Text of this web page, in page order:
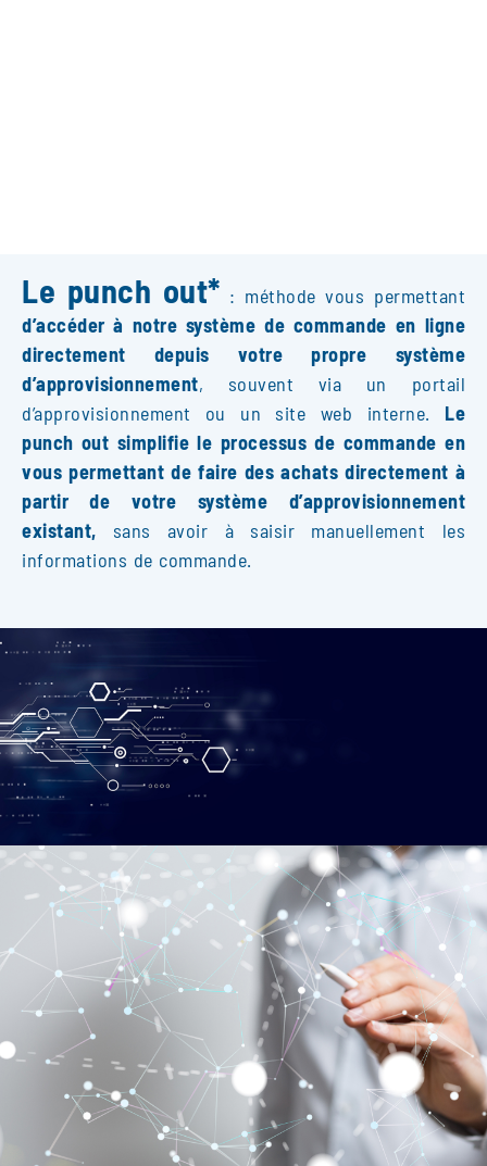
Le punch out* : méthode vous permettant
d’accéder à notre système de commande en ligne
directement depuis votre propre système
d’approvisionnement, souvent via un portail
d’approvisionnement ou un site web interne. Le
punch out simplifie le processus de commande en
vous permettant de faire des achats directement à
partir de votre système d’approvisionnement
existant, sans avoir à saisir manuellement les
informations de commande.